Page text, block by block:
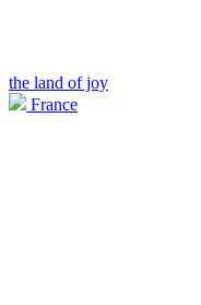
the land of joy
France